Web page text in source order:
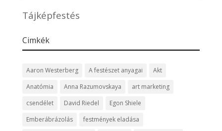
Tájképfestés
Cimkék
Aaron Westerberg A festészet anyagai
Akt
Anatómia
Anna Razumovskaya
art marketing
csendélet
David Riedel
Egon Shiele
Emberábrázolás
festmények eladása